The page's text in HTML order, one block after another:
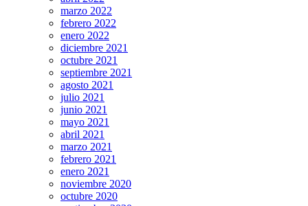
marzo 2022
febrero 2022
enero 2022
diciembre 2021
octubre 2021
septiembre 2021
agosto 2021
julio 2021
junio 2021
mayo 2021
abril 2021
marzo 2021
febrero 2021
enero 2021
noviembre 2020
octubre 2020